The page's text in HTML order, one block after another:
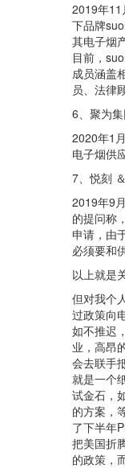
2019年11
下品牌
其电子烟
目前，
成员涵盖
员、法律
6、聚为
2020年1
电子烟供
7、悦刻
2019年9
的提问称
申请，由
必须要和
以上就是
但对我个
过政策向
如不推迟
业，高昂
会去联手
就是一个
试金石，
的方案，
了下半年
把美国折
的政策，